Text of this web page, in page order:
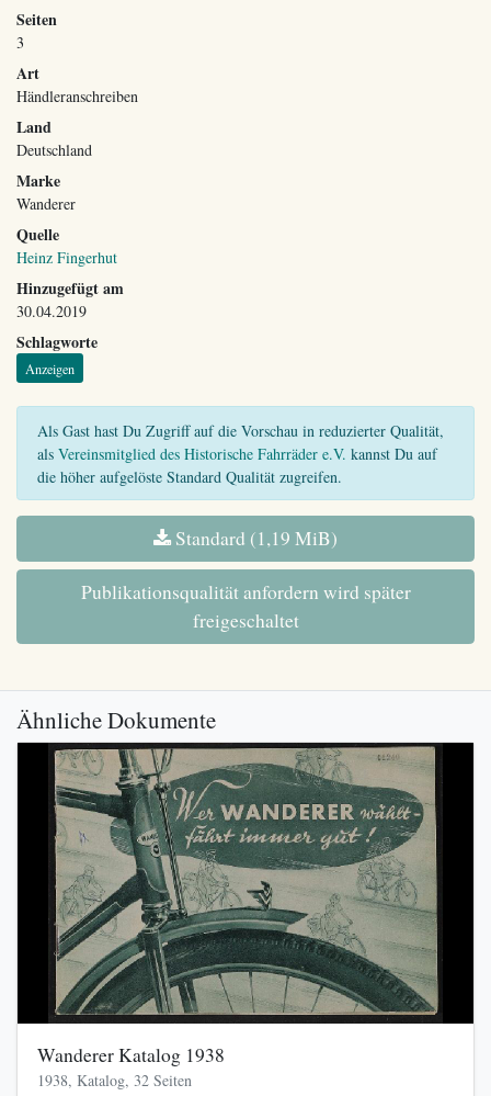
Seiten
3
Art
Händleranschreiben
Land
Deutschland
Marke
Wanderer
Quelle
Heinz Fingerhut
Hinzugefügt am
30.04.2019
Schlagworte
Anzeigen
Als Gast hast Du Zugriff auf die Vorschau in reduzierter Qualität,
als Vereinsmitglied des Historische Fahrräder e.V. kannst Du auf
die höher aufgelöste Standard Qualität zugreifen.
Standard (1,19 MiB)
Publikationsqualität anfordern wird später
freigeschaltet
Ähnliche Dokumente
Wanderer Katalog 1938
1938, Katalog, 32 Seiten